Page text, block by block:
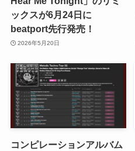
ックスが6月24日に
beatport先行発売！
2026年5月20日
コンピレーションアルバム